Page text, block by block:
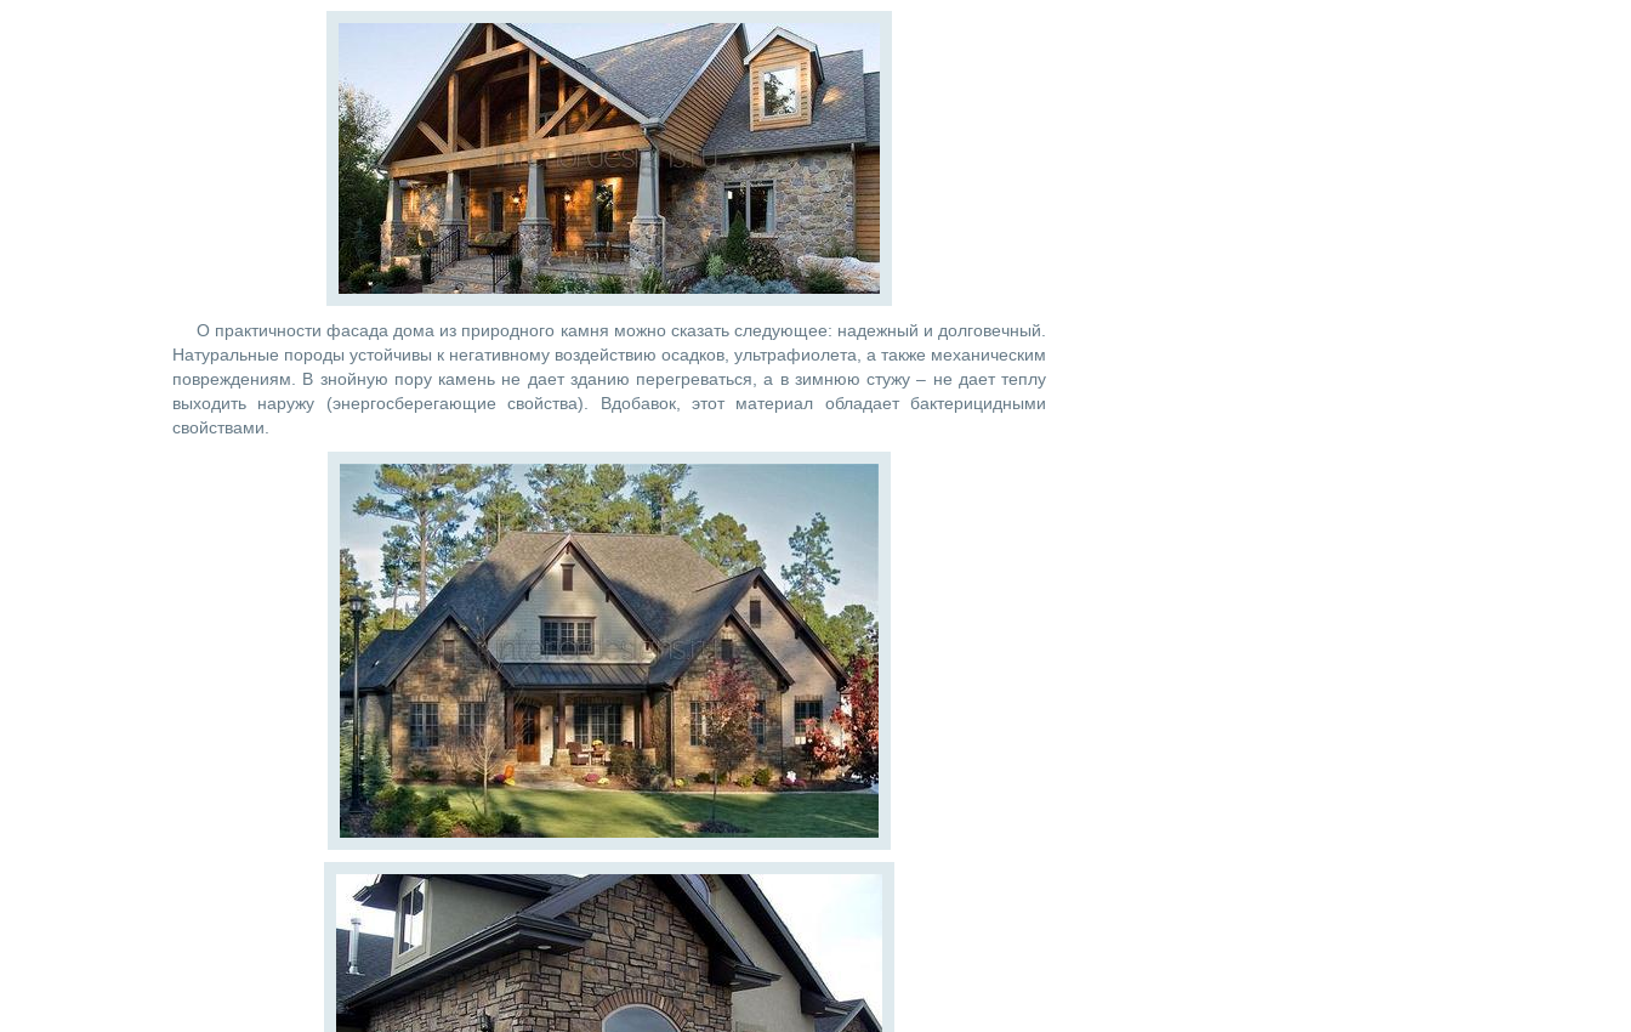
О практичности фасада дома из природного камня можно сказать следующее: надежный и долговечный.
Натуральные породы устойчивы к негативному воздействию осадков, ультрафиолета, а также механическим
повреждениям. В знойную пору камень не дает зданию перегреваться, а в зимнюю стужу – не дает теплу
выходить наружу (энергосберегающие свойства). Вдобавок, этот материал обладает бактерицидными
свойствами.